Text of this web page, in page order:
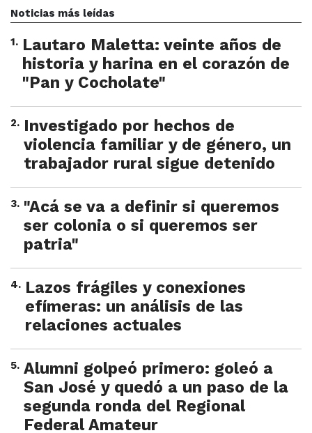
Noticias más leídas
1. Lautaro Maletta: veinte años de
historia y harina en el corazón de
"Pan y Cocholate"
2. Investigado por hechos de
violencia familiar y de género, un
trabajador rural sigue detenido
3. "Acá se va a definir si queremos
ser colonia o si queremos ser
patria"
4. Lazos frágiles y conexiones
efímeras: un análisis de las
relaciones actuales
5. Alumni golpeó primero: goleó a
San José y quedó a un paso de la
segunda ronda del Regional
Federal Amateur